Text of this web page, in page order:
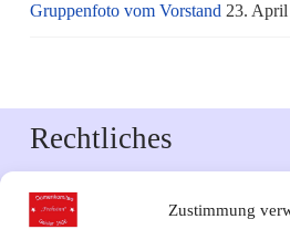
Zustimmung
Gruppenfoto vom Vorstand 23.
Rechtliches
Impressum
Datenschutzerklärung